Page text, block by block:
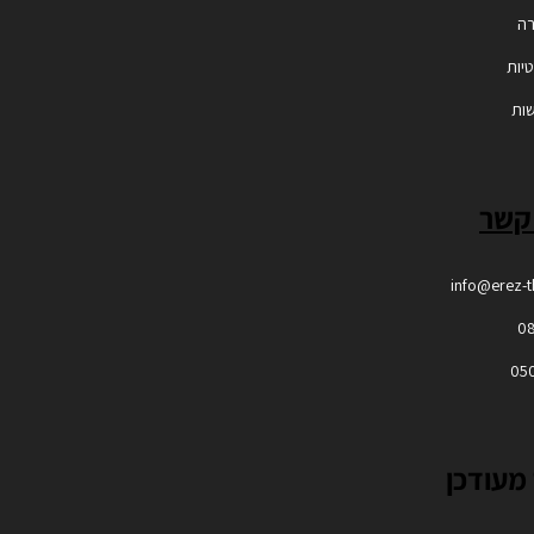
קשר
info@erez-